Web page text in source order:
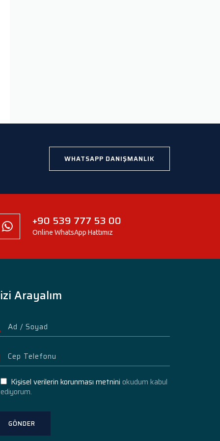
WHATSAPP DANIŞMANLIK
+90 539 777 53 00
Online WhatsApp Hattımız
Arayalım
Kişisel verilerin korunması metnini okudum kabul
ediyorum.